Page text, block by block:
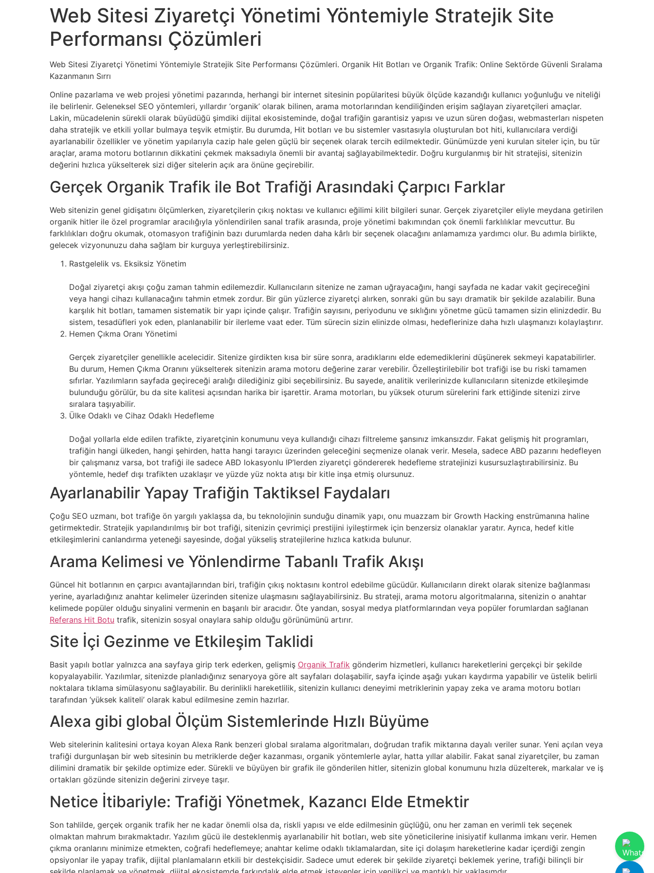
Web Sitesi Ziyaretçi Yönetimi Yöntemiyle Stratejik Site
Performansı Çözümleri
Web Sitesi Ziyaretçi Yönetimi Yöntemiyle Stratejik Site Performansı Çözümleri. Organik Hit Botları ve Organik Trafik: Online Sektörde Güvenli Sıralama
Kazanmanın Sırrı
Online pazarlama ve web projesi yönetimi pazarında, herhangi bir internet sitesinin popülaritesi büyük ölçüde kazandığı kullanıcı yoğunluğu ve niteliği
ile belirlenir. Geleneksel SEO yöntemleri, yıllardır ‘organik’ olarak bilinen, arama motorlarından kendiliğinden erişim sağlayan ziyaretçileri amaçlar.
Lakin, mücadelenin sürekli olarak büyüdüğü şimdiki dijital ekosisteminde, doğal trafiğin garantisiz yapısı ve uzun süren doğası, webmasterları nispeten
daha stratejik ve etkili yollar bulmaya teşvik etmiştir. Bu durumda, Hit botları ve bu sistemler vasıtasıyla oluşturulan bot hiti, kullanıcılara verdiği
ayarlanabilir özellikler ve yönetim yapılarıyla cazip hale gelen güçlü bir seçenek olarak tercih edilmektedir. Günümüzde yeni kurulan siteler için, bu tür
araçlar, arama motoru botlarının dikkatini çekmek maksadıyla önemli bir avantaj sağlayabilmektedir. Doğru kurgulanmış bir hit stratejisi, sitenizin
değerini hızlıca yükselterek sizi diğer sitelerin açık ara önüne geçirebilir.
Gerçek Organik Trafik ile Bot Trafiği Arasındaki Çarpıcı Farklar
Web sitenizin genel gidişatını ölçümlerken, ziyaretçilerin çıkış noktası ve kullanıcı eğilimi kilit bilgileri sunar. Gerçek ziyaretçiler eliyle meydana getirilen
organik hitler ile özel programlar aracılığıyla yönlendirilen sanal trafik arasında, proje yönetimi bakımından çok önemli farklılıklar mevcuttur. Bu
farklılıkları doğru okumak, otomasyon trafiğinin bazı durumlarda neden daha kârlı bir seçenek olacağını anlamamıza yardımcı olur. Bu adımla birlikte,
gelecek vizyonunuzu daha sağlam bir kurguya yerleştirebilirsiniz.
Rastgelelik vs. Eksiksiz Yönetim
Doğal ziyaretçi akışı çoğu zaman tahmin edilemezdir. Kullanıcıların sitenize ne zaman uğrayacağını, hangi sayfada ne kadar vakit geçireceğini
veya hangi cihazı kullanacağını tahmin etmek zordur. Bir gün yüzlerce ziyaretçi alırken, sonraki gün bu sayı dramatik bir şekilde azalabilir. Buna
karşılık hit botları, tamamen sistematik bir yapı içinde çalışır. Trafiğin sayısını, periyodunu ve sıklığını yönetme gücü tamamen sizin elinizdedir. Bu
sistem, tesadüfleri yok eden, planlanabilir bir ilerleme vaat eder. Tüm sürecin sizin elinizde olması, hedeflerinize daha hızlı ulaşmanızı kolaylaştırır.
Hemen Çıkma Oranı Yönetimi
Gerçek ziyaretçiler genellikle acelecidir. Sitenize girdikten kısa bir süre sonra, aradıklarını elde edemediklerini düşünerek sekmeyi kapatabilirler.
Bu durum, Hemen Çıkma Oranını yükselterek sitenizin arama motoru değerine zarar verebilir. Özelleştirilebilir bot trafiği ise bu riski tamamen
sıfırlar. Yazılımların sayfada geçireceği aralığı dilediğiniz gibi seçebilirsiniz. Bu sayede, analitik verilerinizde kullanıcıların sitenizde etkileşimde
bulunduğu görülür, bu da site kalitesi açısından harika bir işarettir. Arama motorları, bu yüksek oturum sürelerini fark ettiğinde sitenizi zirve
sıralara taşıyabilir.
Ülke Odaklı ve Cihaz Odaklı Hedefleme
Doğal yollarla elde edilen trafikte, ziyaretçinin konumunu veya kullandığı cihazı filtreleme şansınız imkansızdır. Fakat gelişmiş hit programları,
trafiğin hangi ülkeden, hangi şehirden, hatta hangi tarayıcı üzerinden geleceğini seçmenize olanak verir. Mesela, sadece ABD pazarını hedefleyen
bir çalışmanız varsa, bot trafiği ile sadece ABD lokasyonlu IP’lerden ziyaretçi göndererek hedefleme stratejinizi kusursuzlaştırabilirsiniz. Bu
yöntemle, hedef dışı trafikten uzaklaşır ve yüzde yüz nokta atışı bir kitle inşa etmiş olursunuz.
Ayarlanabilir Yapay Trafiğin Taktiksel Faydaları
Çoğu SEO uzmanı, bot trafiğe ön yargılı yaklaşsa da, bu teknolojinin sunduğu dinamik yapı, onu muazzam bir Growth Hacking enstrümanına haline
getirmektedir. Stratejik yapılandırılmış bir bot trafiği, sitenizin çevrimiçi prestijini iyileştirmek için benzersiz olanaklar yaratır. Ayrıca, hedef kitle
etkileşimlerini canlandırma yeteneği sayesinde, doğal yükseliş stratejilerine hızlıca katkıda bulunur.
Arama Kelimesi ve Yönlendirme Tabanlı Trafik Akışı
Güncel hit botlarının en çarpıcı avantajlarından biri, trafiğin çıkış noktasını kontrol edebilme gücüdür. Kullanıcıların direkt olarak sitenize bağlanması
yerine, ayarladığınız anahtar kelimeler üzerinden sitenize ulaşmasını sağlayabilirsiniz. Bu strateji, arama motoru algoritmalarına, sitenizin o anahtar
kelimede popüler olduğu sinyalini vermenin en başarılı bir aracıdır. Öte yandan, sosyal medya platformlarından veya popüler forumlardan sağlanan
Referans Hit Botu trafik, sitenizin sosyal onaylara sahip olduğu görünümünü artırır.
Site İçi Gezinme ve Etkileşim Taklidi
Basit yapılı botlar yalnızca ana sayfaya girip terk ederken, gelişmiş Organik Trafik gönderim hizmetleri, kullanıcı hareketlerini gerçekçi bir şekilde
kopyalayabilir. Yazılımlar, sitenizde planladığınız senaryoya göre alt sayfaları dolaşabilir, sayfa içinde aşağı yukarı kaydırma yapabilir ve üstelik belirli
noktalara tıklama simülasyonu sağlayabilir. Bu derinlikli hareketlilik, sitenizin kullanıcı deneyimi metriklerinin yapay zeka ve arama motoru botları
tarafından ‘yüksek kaliteli’ olarak kabul edilmesine zemin hazırlar.
Alexa gibi global Ölçüm Sistemlerinde Hızlı Büyüme
Web sitelerinin kalitesini ortaya koyan Alexa Rank benzeri global sıralama algoritmaları, doğrudan trafik miktarına dayalı veriler sunar. Yeni açılan veya
trafiği durgunlaşan bir web sitesinin bu metriklerde değer kazanması, organik yöntemlerle aylar, hatta yıllar alabilir. Fakat sanal ziyaretçiler, bu zaman
dilimini dramatik bir şekilde optimize eder. Sürekli ve büyüyen bir grafik ile gönderilen hitler, sitenizin global konumunu hızla düzelterek, markalar ve iş
ortakları gözünde sitenizin değerini zirveye taşır.
Netice İtibariyle: Trafiği Yönetmek, Kazancı Elde Etmektir
Son tahlilde, gerçek organik trafik her ne kadar önemli olsa da, riskli yapısı ve elde edilmesinin güçlüğü, onu her zaman en verimli tek seçenek
olmaktan mahrum bırakmaktadır. Yazılım gücü ile desteklenmiş ayarlanabilir hit botları, web site yöneticilerine inisiyatif kullanma imkanı verir. Hemen
çıkma oranlarını minimize etmekten, coğrafi hedeflemeye; anahtar kelime odaklı tıklamalardan, site içi dolaşım hareketlerine kadar içerdiği zengin
opsiyonlar ile yapay trafik, dijital planlamaların etkili bir destekçisidir. Sadece umut ederek bir şekilde ziyaretçi beklemek yerine, trafiği bilinçli bir